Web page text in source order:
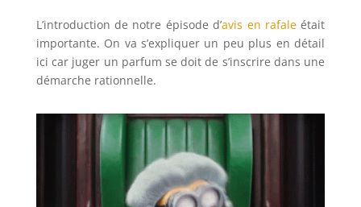
L’introduction de notre épisode d’avis en rafaleétait
importante. On va s’expliquer un peu plus en détail
ici car juger un parfum se doit de s’inscrire dans une
démarche rationnelle.